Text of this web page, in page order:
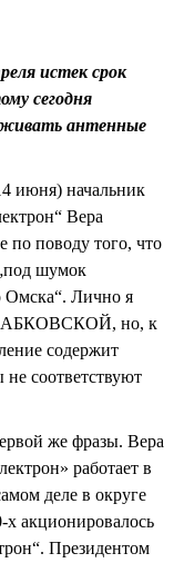
истек срок
сегодня
антенные
июня) начальник
Вера
поводу того, что
шумок
Омска“. Лично я
ЛАБКОВСКОЙ, но, к
содержит
соответствуют
же фразы. Вера
работает в
деле в округе
акционировалось
Президентом